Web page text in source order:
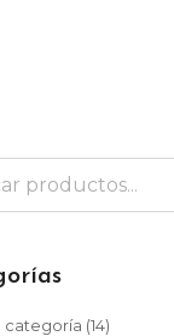
categoría (14)